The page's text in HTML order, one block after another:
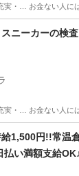
実・… お金ない人に
フスニーカーの検
実・… お金ない人に
フ
給1,500円!!常温
い満額支給